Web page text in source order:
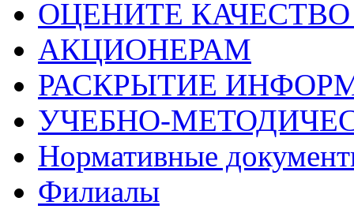
ОЦЕНИТЕ
АКЦИОНЕРАМ
РАСКРЫТИЕ
УЧЕБНО-
Нормативные
Филиалы